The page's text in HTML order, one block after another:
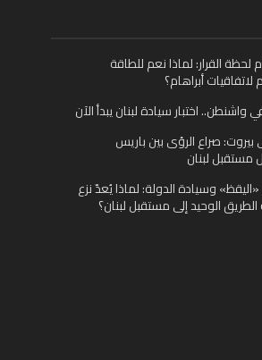
لحظة القرار: لماذا نعم للطاقة
أبراهام؟
اختبار سيادة لبنان يبدأ الآن
صراع الرؤى بين باريس
لبنان
«اليقظ» وسيادة الدولة: لماذا يُعدّ نزع
الوحيد إلى مستقبل لبنان؟